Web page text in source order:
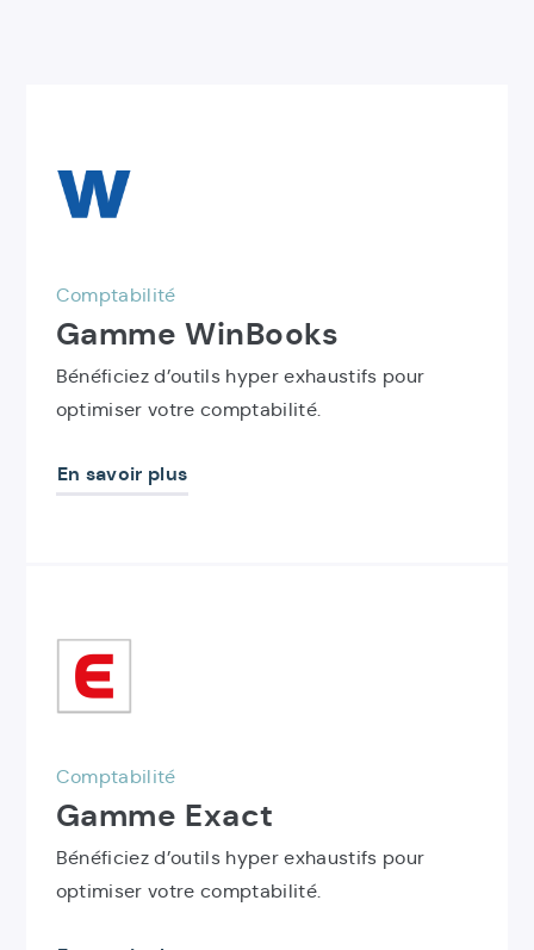
WinBooks
Gamme WinBooks
Comptabilité
Bénéficiez d’outils hyper exhaustifs pour
optimiser votre comptabilité.
En savoir plus
Gamme Exact
Comptabilité
Bénéficiez d’outils hyper exhaustifs pour
optimiser votre comptabilité.